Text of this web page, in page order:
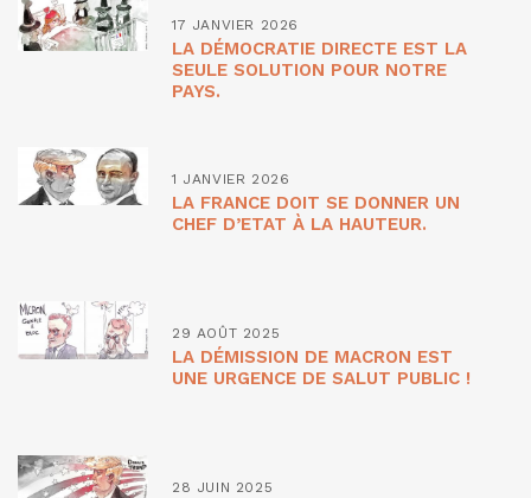
17 JANVIER 2026
LA DÉMOCRATIE DIRECTE EST LA
SEULE SOLUTION POUR NOTRE
PAYS.
1 JANVIER 2026
LA FRANCE DOIT SE DONNER UN
CHEF D’ETAT À LA HAUTEUR.
29 AOÛT 2025
LA DÉMISSION DE MACRON EST
UNE URGENCE DE SALUT PUBLIC !
28 JUIN 2025